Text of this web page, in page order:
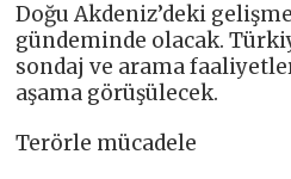
Doğu Akdeniz’deki
gündeminde olacak.
sondaj ve arama
aşama görüşülecek.
Terörle mücadele